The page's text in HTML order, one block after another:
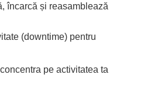
încarcă și reasamblează
(downtime) pentru
pe activitatea ta